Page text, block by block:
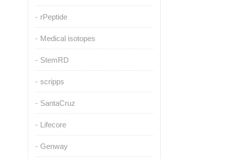
rPeptide
Medical isotopes
StemRD
scripps
SantaCruz
Lifecore
Genway